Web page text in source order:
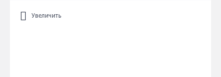
Увеличить